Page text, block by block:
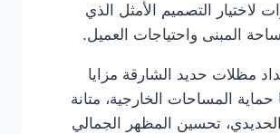
لاختيار التصميم الأمثل الذي
المبنى واحتياجات العميل.
مظلات حديد الشارقة مزايا
حماية المساحات الخارجية، متانة
تحسين المظهر الجمالي